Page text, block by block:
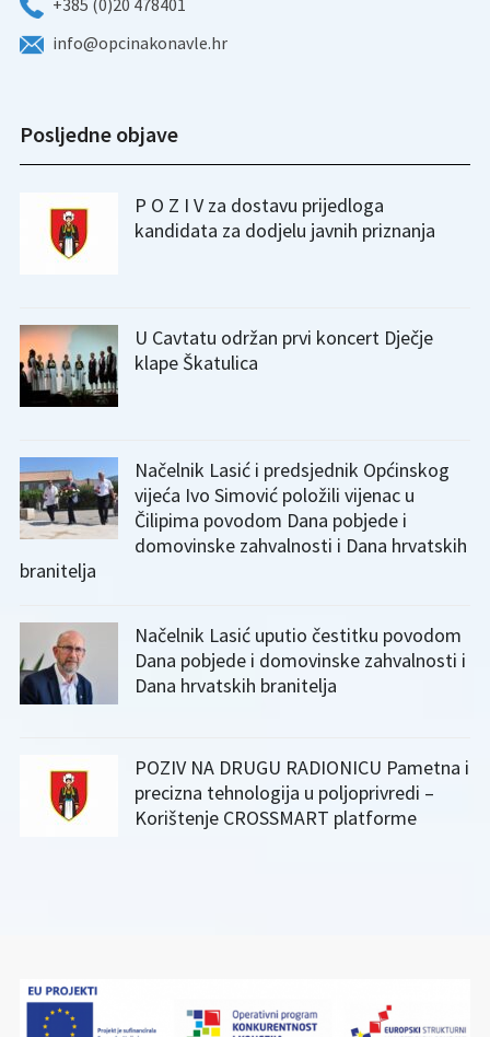
+385 (0)20 478401
info@opcinakonavle.hr
Posljedne objave
P O Z I V za dostavu prijedloga
kandidata za dodjelu javnih priznanja
U Cavtatu održan prvi koncert Dječje
klape Škatulica
Načelnik Lasić i predsjednik Općinskog
vijeća Ivo Simović položili vijenac u
Čilipima povodom Dana pobjede i
domovinske zahvalnosti i Dana hrvatskih
branitelja
Načelnik Lasić uputio čestitku povodom
Dana pobjede i domovinske zahvalnosti i
Dana hrvatskih branitelja
POZIV NA DRUGU RADIONICU Pametna i
precizna tehnologija u poljoprivredi –
Korištenje CROSSMART platforme